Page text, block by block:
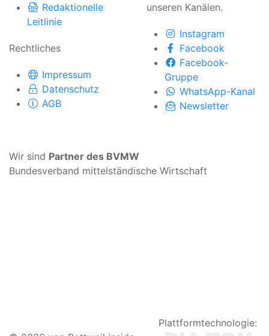
Redaktionelle
Leitlinie
Rechtliches
Impressum
Datenschutz
AGB
unseren Kanälen.
Instagram
Facebook
Facebook-
Gruppe
WhatsApp-Kanal
Newsletter
Wir sind Partner des BVMW
Bundesverband mittelständische Wirtschaft
Plattformtechnologie: